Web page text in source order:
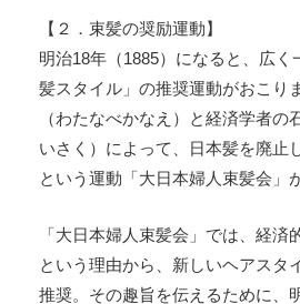
【２．束髪の奨励運動】
明治18年（1885）になると、広く
髪スタイル」の推奨運動がおこり
（わたなべかなえ）と経済学者の
いさく）によって、日本髪を廃止
という運動「大日本婦人束髪会」
「大日本婦人束髪会」では、経済
という理由から、新しいヘアスタ
推奨。その趣旨を伝えるために、